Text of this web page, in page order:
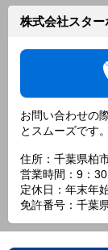
株式会社スター
お問い合わせの
とスムーズです。
住所：千葉県柏
営業時間：9：
定休日：年末年
免許番号：千葉